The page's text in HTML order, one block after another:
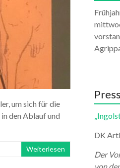
um sich für die
den Ablauf und
Weiterlesen
DK
Der
von